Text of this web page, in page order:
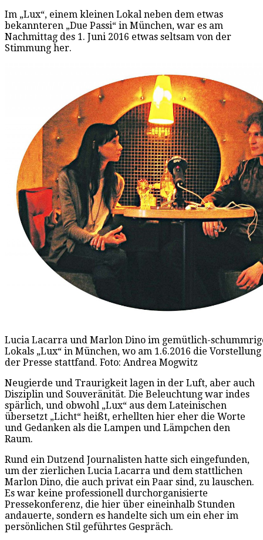
Im „Lux“, einem kleinen Lokal neben dem etwas
bekannteren „Due Passi“ in München, war es am
Nachmittag des 1. Juni 2016 etwas seltsam von der
Stimmung her.
Lucia Lacarra und Marlon Dino im gemütlich-
Lokals „Lux“ in München, wo am 1.6.2016 die
der Presse stattfand. Foto: Andrea Mogwitz
Neugierde und Traurigkeit lagen in der Luft, aber auch
Disziplin und Souveränität. Die Beleuchtung war indes
spärlich, und obwohl „Lux“ aus dem Lateinischen
übersetzt „Licht“ heißt, erhellten hier eher die Worte
und Gedanken als die Lampen und Lämpchen den
Raum.
Rund ein Dutzend Journalisten hatte sich eingefunden,
um der zierlichen Lucia Lacarra und dem stattlichen
Marlon Dino, die auch privat ein Paar sind, zu lauschen.
Es war keine professionell durchorganisierte
Pressekonferenz, die hier über eineinhalb Stunden
andauerte, sondern es handelte sich um ein eher im
persönlichen Stil geführtes Gespräch.